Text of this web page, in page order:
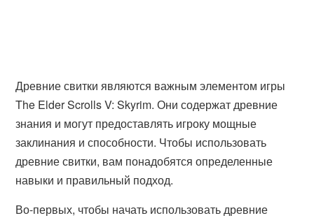
Древние свитки являются важным элементом игры
The Elder Scrolls V: Skyrim. Они содержат древние
знания и могут предоставлять игроку мощные
заклинания и способности. Чтобы использовать
древние свитки, вам понадобятся определенные
навыки и правильный подход.
Во-первых, чтобы начать использовать древние